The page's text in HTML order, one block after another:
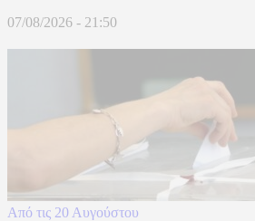
07/08/2026 - 21:50
Από τις 20 Αυγούστου